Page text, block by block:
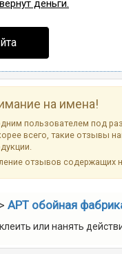
вернут деньги.
на имена!
пользователем под
всего, такие отзывы
отзывов
АРТ обойная
или нанять